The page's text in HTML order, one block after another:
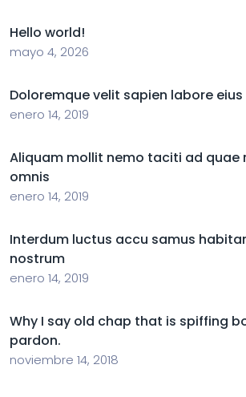
Hello world!
mayo 4, 2026
Doloremque velit sapien labore
enero 14, 2019
Aliquam mollit nemo taciti ad quae
omnis
enero 14, 2019
Interdum luctus accu samus
nostrum
enero 14, 2019
Why I say old chap that is spiffing
pardon.
noviembre 14, 2018